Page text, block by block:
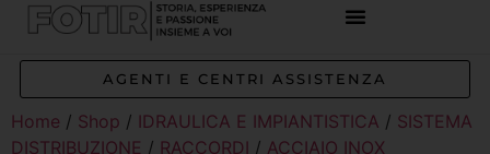
AGENTI E CENTRI ASSISTENZA
Home / Shop / IDRAULICA E IMPIANTISTICA / SISTEMA
DISTRIBUZIONE / RACCORDI / ACCIAIO INOX